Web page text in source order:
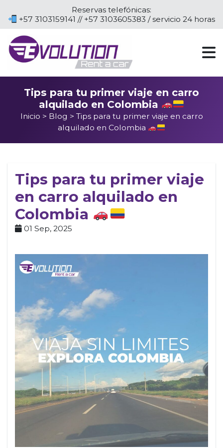
Reservas telefónicas:
+57 3103159141 // +57 3103605383 / servicio 24 horas
Tips para tu primer viaje en carro
alquilado en Colombia
Inicio > Blog > Tips para tu primer viaje en carro
alquilado en Colombia
Tips para tu primer viaje
en carro alquilado en
Colombia
01 Sep, 2025